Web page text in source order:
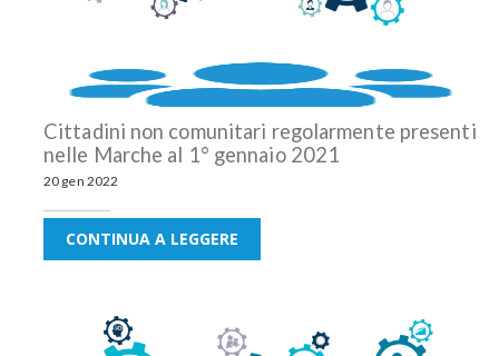
Cittadini non comunitari regolarmente presenti
nelle Marche al 1° gennaio 2021
20 gen 2022
CONTINUA A LEGGERE